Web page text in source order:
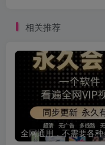
相关推荐